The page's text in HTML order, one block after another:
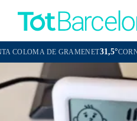
DE GRAMENET31,5°CORNELLÀ